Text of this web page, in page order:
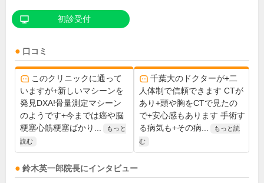
初診受付
口コミ
このクリニックに通って
いますが+新しいマシーンを
発見DXA!骨量測定マシーン
のようです+今までは癌や脳
梗塞心筋梗塞ばかり...
もっと
読む
千葉大のドクターが+二
人体制で信頼できます CTが
あり+頭や胸をCTで見たの
で+安心感もあります 手術す
る病気も+その病...
もっと読
む
鈴木英一郎院長にインタビュー